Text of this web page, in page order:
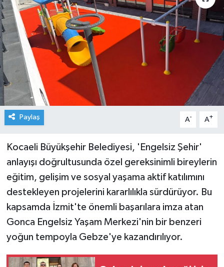
Paylaş A- A+
Kocaeli Büyükşehir Belediyesi, 'Engelsiz Şehir'
anlayışı doğrultusunda özel gereksinimli bireylerin
eğitim, gelişim ve sosyal yaşama aktif katılımını
destekleyen projelerini kararlılıkla sürdürüyor. Bu
kapsamda İzmit'te önemli başarılara imza atan
Gonca Engelsiz Yaşam Merkezi'nin bir benzeri
yoğun tempoyla Gebze'ye kazandırılıyor.